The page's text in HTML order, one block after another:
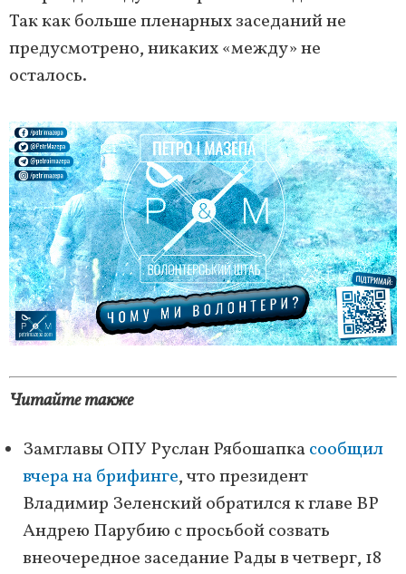
Так как больше пленарных заседаний не
предусмотрено, никаких «между» не
осталось.
Читайте также
Замглавы ОПУ Руслан Рябошапкасообщил
вчера на брифинге, что президент
Владимир Зеленский обратился к главе ВР
Андрею Парубию с просьбой созвать
внеочередное заседание Рады в четверг, 18